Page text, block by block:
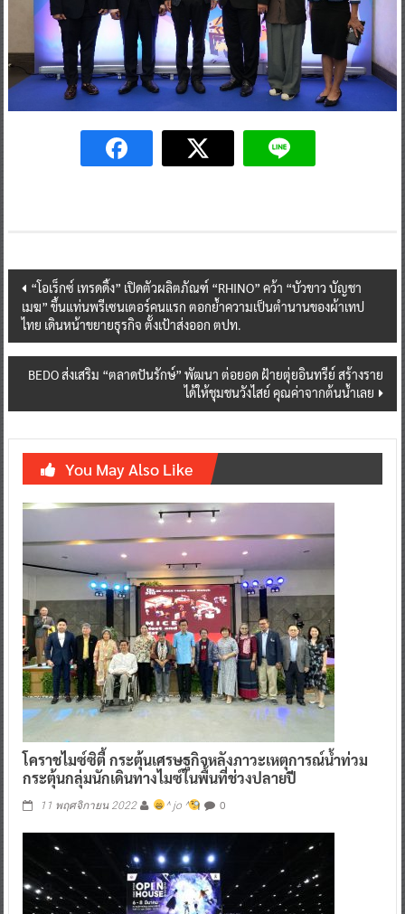
Post
navigation
“โอเร็กซ์ เทรดดิ้ง” เปิดตัวผลิตภัณฑ์ “RHINO” คว้า “บัวขาว บัญชา
เมฆ” ขึ้นแท่นพรีเซนเตอร์คนแรก ตอกย้ำความเป็นตำนานของผ้าเทป
ไทย เดินหน้าขยายธุรกิจ ตั้งเป้าส่งออก ตปท.
BEDO ส่งเสริม “ตลาดปันรักษ์” พัฒนา ต่อยอด ฝ้ายตุ่ยอินทรีย์ สร้างราย
ได้ให้ชุมชนวังไสย์ คุณค่าจากต้นน้ำเลย
You May Also Like
โคราชไมซ์ซิตี้ กระตุ้นเศรษฐกิจหลังภาวะเหตุการณ์น้ำท่วม
กระตุ้นกลุ่มนักเดินทางไมซ์ในพื้นที่ช่วงปลายปี
11 พฤศจิกายน 2022 ^ jo ^ 0